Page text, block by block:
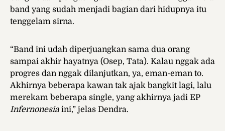
band yang sudah menjadi bagian dari hidupnya itu
tenggelam sirna.
“Band ini udah diperjuangkan sama dua orang
sampai akhir hayatnya (Osep, Tata). Kalau nggak ada
progres dan nggak dilanjutkan, ya, eman-eman to.
Akhirnya beberapa kawan tak ajak bangkit lagi, lalu
merekam beberapa single, yang akhirnya jadi EP
Infernonesia ini,” jelas Dendra.